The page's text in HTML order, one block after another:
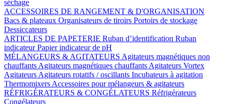
séchage
ACCESSOIRES DE RANGEMENT & D'ORGANISATION
Bacs & plateaux Organisateurs de tiroirs Portoirs de stockage
Dessiccateurs
ARTICLES DE PAPETERIE Ruban d’identification Ruban
indicateurPapier indicateur de pH
MÉLANGEURS & AGITATEURS Agitateurs magnétiques non
chauffants Agitateurs magnétiques chauffants Agitateurs Vortex
Agitateurs Agitateurs rotatifs / oscillants Incubateurs à agitation
Thermomixers Accessoires pour mélangeurs & agitateurs
RÉFRIGÉRATEURS & CONGÉLATEURS Réfrigérateurs
Congélateurs